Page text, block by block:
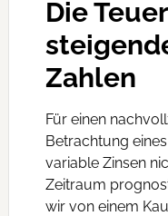
Die
Zahlen
Für einen
Betrachtung
variable Zinsen
Zeitraum
wir von einem